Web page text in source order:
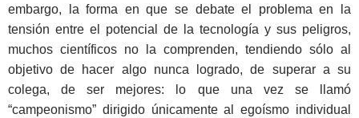
embargo, la forma en que se debate el problema en la
tensión entre el potencial de la tecnología y sus peligros,
muchos científicos no la comprenden, tendiendo sólo al
objetivo de hacer algo nunca logrado, de superar a su
colega, de ser mejores: lo que una vez se llamó
“campeonismo” dirigido únicamente al egoísmo individual